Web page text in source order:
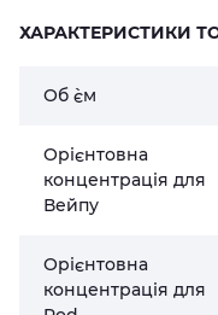
ХАРАКТЕРИСТИКИ
Об `єм
Орієнтовна
концентрація для
Вейпу
Орієнтовна
концентрація для